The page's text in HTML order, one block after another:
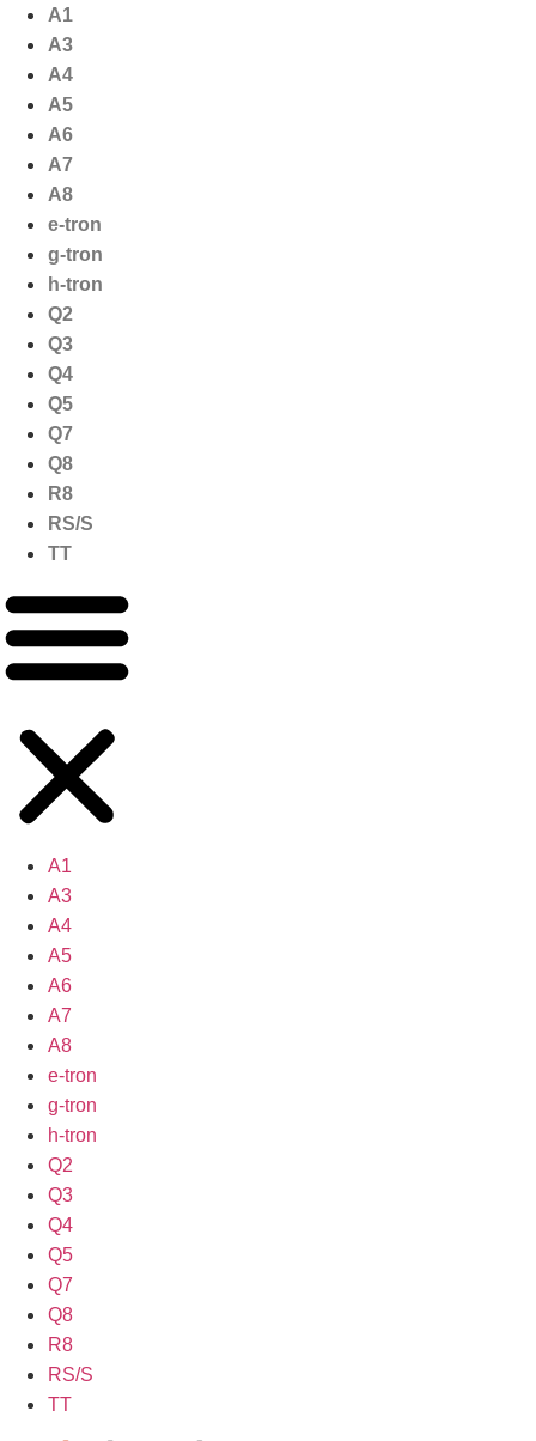
naar
inhoud
A1
A3
A4
A5
A6
A7
A8
e-tron
g-tron
h-tron
Q2
Q3
Q4
Q5
Q7
Q8
R8
RS/S
TT
A1
A3
A4
A5
A6
A7
A8
e-tron
g-tron
h-tron
Q2
Q3
Q4
Q5
Q7
Q8
R8
RS/S
TT